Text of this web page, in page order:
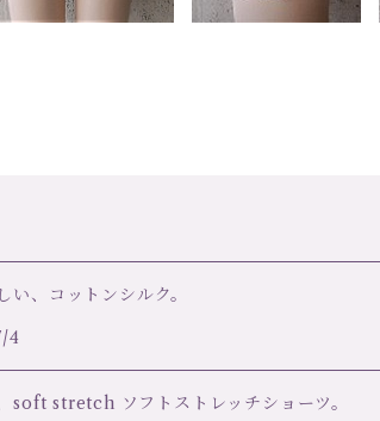
い、コットンシルク。
4
soft stretch ソフトストレッチショーツ。